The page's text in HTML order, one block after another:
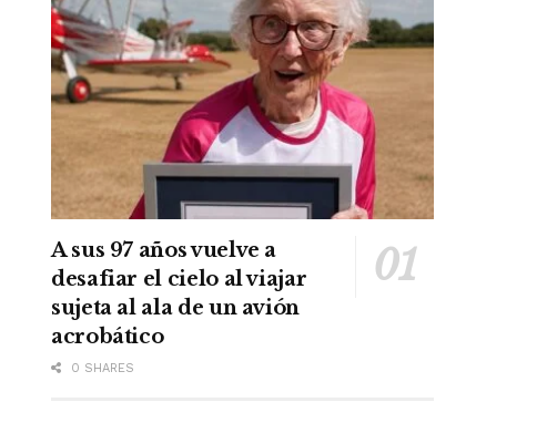
A sus 97 años vuelve a
desafiar el cielo al viajar
sujeta al ala de un avión
acrobático
0 SHARES